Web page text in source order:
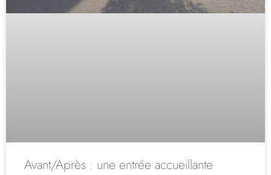
Avant/Après : une entrée accueillante